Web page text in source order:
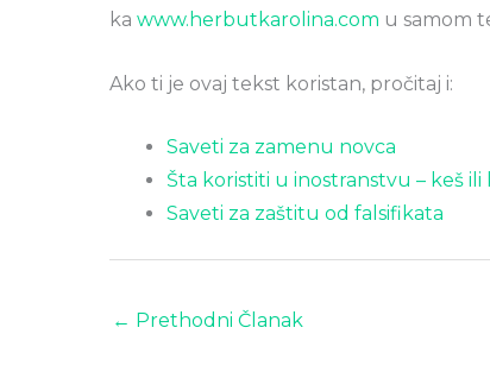
ka www.herbutkarolina.com u samom
Ako ti je ovaj tekst koristan, pročitaj i:
Saveti za zamenu novca
Šta koristiti u inostranstvu – keš ili
Saveti za zaštitu od falsifikata
← Prethodni Članak